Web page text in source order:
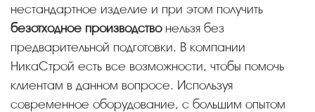
нестандартное изделие и при этом получить
безотходное производствонельзя без
предварительной подготовки. В компании
НикаСтрой есть все возможности, чтобы помочь
клиентам в данном вопросе. Используя
современное оборудование, с большим опытом